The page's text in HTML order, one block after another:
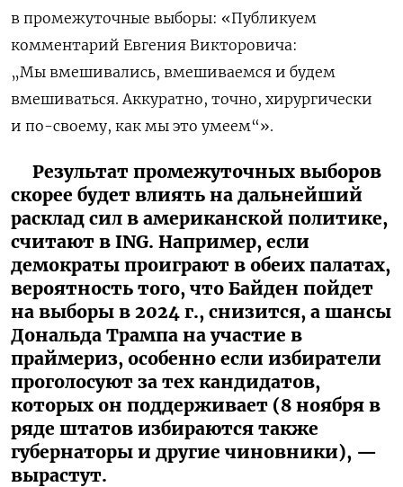
в промежуточные выборы: «Публикуем
комментарий Евгения Викторовича:
„Мы вмешивались, вмешиваемся и будем
вмешиваться. Аккуратно, точно, хирургически
и по-своему, как мы это умеем“».
Результат промежуточных выборов
скорее будет влиять на дальнейший
расклад сил в американской политике,
считают в ING. Например, если
демократы проиграют в обеих палатах,
вероятность того, что Байден пойдет
на выборы в 2024 г., снизится, а шансы
Дональда Трампа на участие в
праймериз, особенно если избиратели
проголосуют за тех кандидатов,
которых он поддерживает (8 ноября в
ряде штатов избираются также
губернаторы и другие чиновники), —
вырастут.